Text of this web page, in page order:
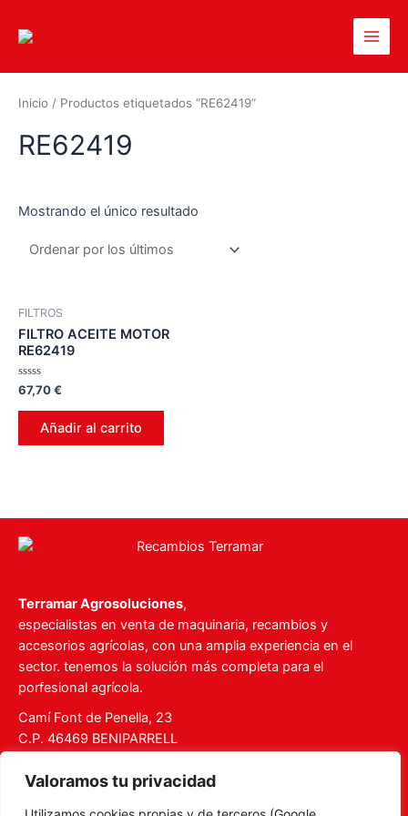
Valoramos tu privacidad
Inicio / Productos etiquetados “RE62419”
RE62419
Mostrando el único resultado
FILTROS
FILTRO ACEITE MOTOR
RE62419
Valorado
en
0
67,70€
Añadir al carrito
Terramar Agrosoluciones,
especialistas en venta de maquinaria, recambios y
accesorios agrícolas, con una amplia experiencia en el
sector. tenemos la solución más completa para el
porfesional agrícola.
Camí Font de Penella, 23
C.P. 46469 BENIPARRELL
ventas@recambiosterramar.com